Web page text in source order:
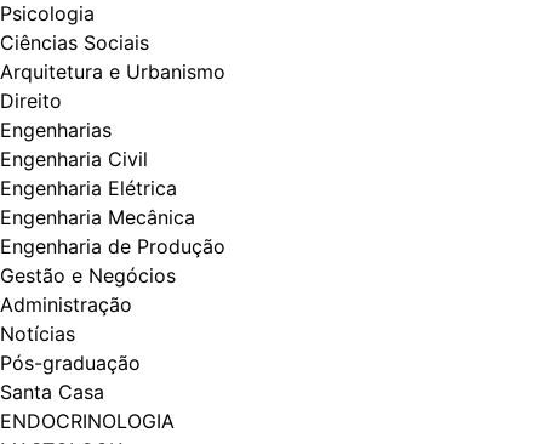
Psicologia
Ciências Sociais
Arquitetura e Urbanismo
Direito
Engenharias
Engenharia Civil
Engenharia Elétrica
Engenharia Mecânica
Engenharia de Produção
Gestão e Negócios
Administração
Notícias
Pós-graduação
Santa Casa
ENDOCRINOLOGIA